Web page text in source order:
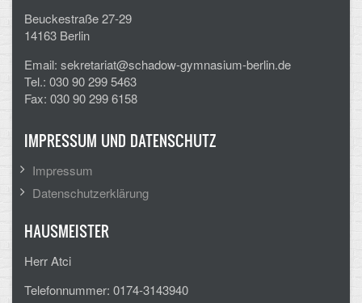
Nextcloud (Eigene Dateien und Tauschordner)
Gitlab
Beuckestraße 27-29
14163 Berlin
Email: sekretariat@schadow-gymnasium-berlin.de
Tel.: 030 90 299 5463
Fax: 030 90 299 6158
IMPRESSUM UND DATENSCHUTZ
Impressum
Datenschutzerklärung
HAUSMEISTER
Herr Atci
Telefonnummer: 0174-3143940